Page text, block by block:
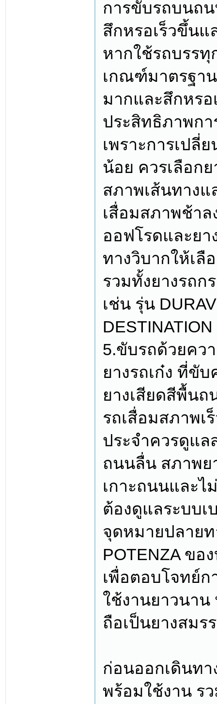
การขับรถบนถน
สึกหรอเร็วขึ้นแ
หากใช้รถบรร
เกณฑ์มาตรฐา
มากและสึกหรอ
ประสิทธิภาพก
เพราะการเปลี่
น้อย ควรเลือก
สภาพเส้นทาง
เสื่อมสภาพช้าล
ออฟโรดและยา
ทางวิบากให้เลื
รวมทั้งยางรถก
เช่น รุ่น
5.ขับรถด้วยคว
ยางรถเก๋ง ที่ขั
ยางเสียดสีพื้นถ
รถเสื่อมสภาพเ
ประจำควรดูแ
ถนนลื่น สภาพย
เกาะถนนและไ
ต้องดูแลระบบ
จุดหมายปลาย
POTENZA ข
เพื่อตอบโจทย์
ใช้งานยาวนาน
ถือเป็นยางสม
ก่อนออกเดินทา
พร้อมใช้งาน ร